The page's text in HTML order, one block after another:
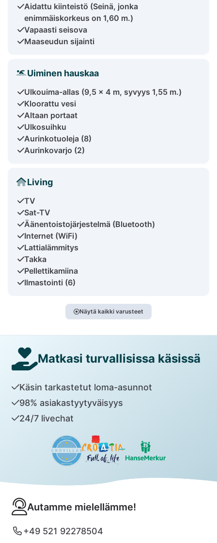
Aidattu kiinteistö (Seinä, jonka
enimmäiskorkeus on 1,60 m.)
Vapaasti seisova
Maaseudun sijainti
Uiminen hauskaa
Ulkouima-allas (9,5 x 4 m, syvyys 1,55 m.)
Kloorattu vesi
Altaan portaat
Ulkosuihku
Aurinkotuoleja (8)
Aurinkovarjo (2)
Living
TV
Sat-TV
Äänentoistojärjestelmä (Bluetooth)
Internet (WiFi)
Lattialämmitys
Takka
Pellettikamiina
Ilmastointi (6)
Näytä kaikki varusteet
Matkasi turvallisissa käsissä
Käsin tarkastetut loma-asunnot
98% asiakastyytyväisyys
24/7 livechat
Autamme mielellämme!
+49 521 92278504